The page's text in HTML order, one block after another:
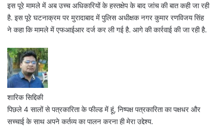
इस पूरे मामले में अब उच्च अधिकारियों के हस्तक्षेप के बाद जांच की बात कही जा रही
है. ​इस पूरे घटनाक्रम पर मुरादाबाद में पुलिस अधीक्षक नगर कुमार रणविजय सिंह
ने कहा कि मामले में एफआईआर दर्ज कर ली गई है. आगे की कार्रवाई की जा रही है.
शारिक सिद्दिकी
पिछले 4 सालों से पत्रकारिता के फील्ड में हूं, निष्पक्ष पत्रकारिता का पक्षधर और
सच्चाई के साथ अपने कर्तव्य का पालन करना ही मेरा उद्देश्य.